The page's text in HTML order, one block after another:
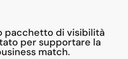
pacchetto di visibilità
per supportare la
match.